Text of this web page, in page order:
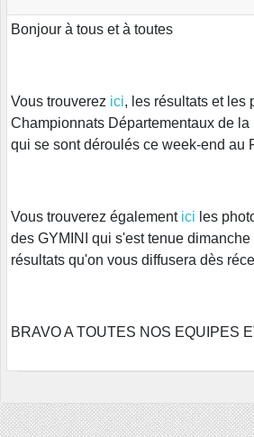
Bonjour à tous et à toutes
Vous trouverez ici, les résultats et les
Championnats Départementaux de
qui se sont déroulés ce week-end au
Vous trouverez également ici les
des GYMINI qui s'est tenue
résultats qu'on vous diffusera dès
BRAVO A TOUTES NOS EQUIPES